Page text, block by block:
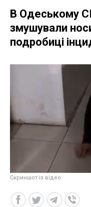
В Одеському
змушували
подробиці
Скриншот із відео